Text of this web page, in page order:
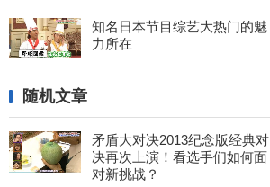
知名日本节目综艺大热门的魅
力所在
随机文章
矛盾大对决2013纪念版经典对
决再次上演！看选手们如何面
对新挑战？